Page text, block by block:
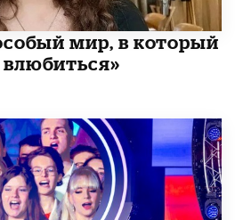
мир, в который